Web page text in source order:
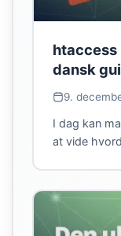
htaccess
dansk
9.
I dag kan
at vide